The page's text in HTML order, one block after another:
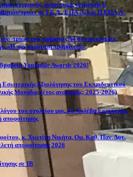
εγγραφής, ανανέωσης εγγραφής ή
τριών σε ΓΕ.Λ., ΕΠΑ.Λ. και Π.ΕΠΑ.Λ.,
τριών του τμήματος Α4 στο αυτοτελές
«Η πιο πολύτιμη πραμάτεια»
YouSmile Awards 2026!
Αξιολόγησης του Εκπαιδευτικού
Μονάδας (έτος αναφοράς: 2025-2026)
του σχολείου μας, κα Χολέβα Ευαγγελία,
αποφοίτησης
κ. Χιωτίνη Νικήτα, Ομ. Καθ. Παν. Δυτ.
αποφοίτησης 2026
σε ΙΒ